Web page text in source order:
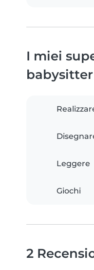
I miei
babysitter
Leggere
Giochi
2